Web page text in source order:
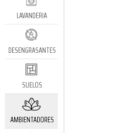
LAVANDERIA
DESENGRASANTES
SUELOS
AMBIENTADORES